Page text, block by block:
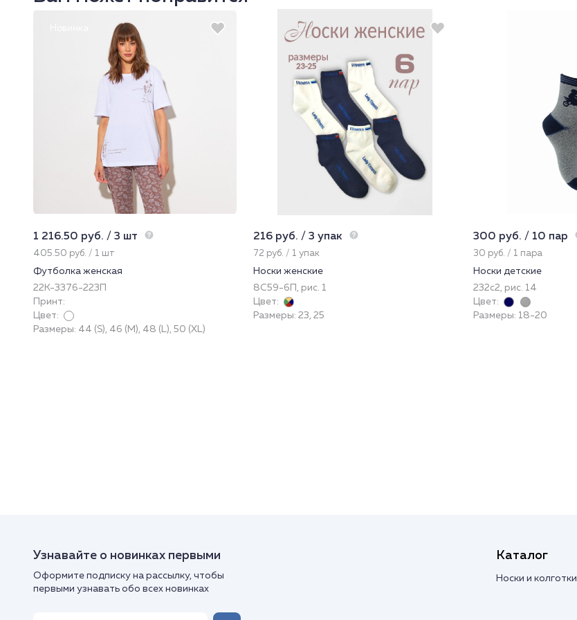
1 216.50 руб. / 3 шт
405.50 руб. / 1 шт
Футболка женская
22К-3376-223П
Принт:
Цвет:
Размеры: 44 (S), 46 (M), 48 (L), 50 (XL)
216 руб. / 3 упак
72 руб. / 1 упак
Носки женские
8С59-6П, рис. 1
Цвет:
Размеры: 23, 25
300 руб. / 10 пар
30 руб. / 1 пара
Носки детские
232с2, рис. 14
Цвет:
Размеры: 18-20
Узнавайте о новинках первыми
Оформите подписку на рассылку, чтобы
первыми узнавать обо всех новинках
Каталог
Носки и колготки